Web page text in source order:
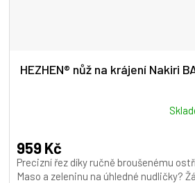
HEZHEN® nůž na krájení Nakiri
produktu
je
5,0
959 Kč
Precizní řez díky ručně broušenému
Maso a zeleninu na úhledné nudličky?